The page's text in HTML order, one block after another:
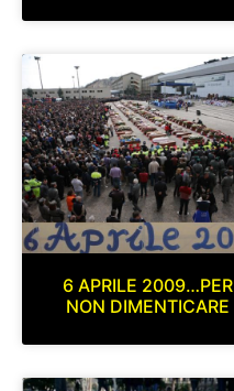
6 APRILE 2009…PER
NON DIMENTICARE